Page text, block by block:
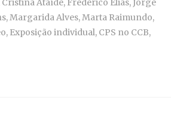
Cristina Ataíde, Frederico Elias, Jorge
Margarida Alves, Marta Raimundo,
Exposição individual, CPS no CCB,